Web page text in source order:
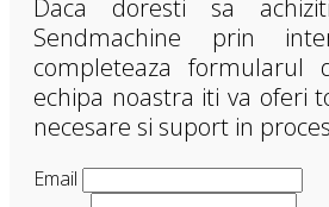
Daca doresti sa
Sendmachine prin
completeaza
echipa noastra iti va oferi
necesare si suport in
Email